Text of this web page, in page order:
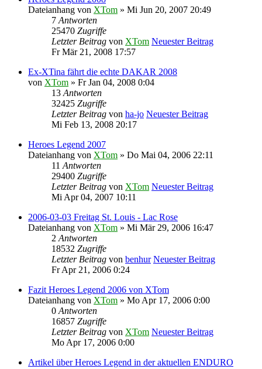
Dateianhang von XTom » Mi Jun 20, 2007 20:49
7 Antworten
25470 Zugriffe
Letzter Beitrag von XTom Neuester Beitrag
Fr Mär 21, 2008 17:57
Ex-XTina fährt die echte DAKAR 2008
von XTom » Fr Jan 04, 2008 0:04
13 Antworten
32425 Zugriffe
Letzter Beitrag von ha-jo Neuester Beitrag
Mi Feb 13, 2008 20:17
Heroes Legend 2007
Dateianhang von XTom » Do Mai 04, 2006 22:11
11 Antworten
29400 Zugriffe
Letzter Beitrag von XTom Neuester Beitrag
Mi Apr 04, 2007 10:11
2006-03-03 Freitag St. Louis - Lac Rose
Dateianhang von XTom » Mi Mär 29, 2006 16:47
2 Antworten
18532 Zugriffe
Letzter Beitrag von benhur Neuester Beitrag
Fr Apr 21, 2006 0:24
Fazit Heroes Legend 2006 von XTom
Dateianhang von XTom » Mo Apr 17, 2006 0:00
0 Antworten
16857 Zugriffe
Letzter Beitrag von XTom Neuester Beitrag
Mo Apr 17, 2006 0:00
Artikel über Heroes Legend in der aktuellen ENDURO